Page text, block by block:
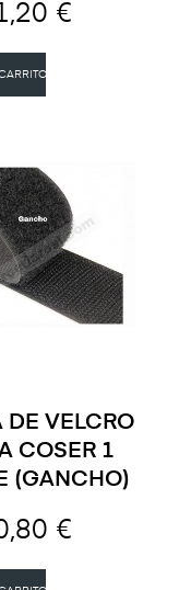
€
DE VELCRO
COSER 1
(GANCHO)
€